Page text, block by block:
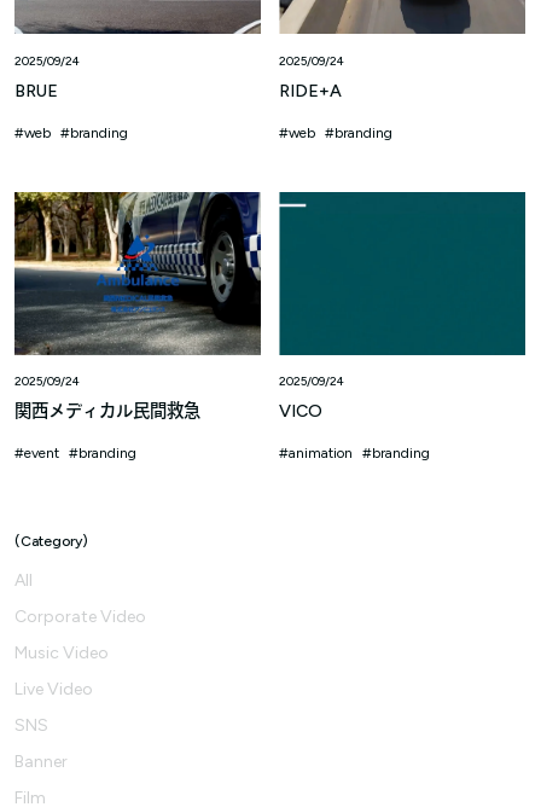
2025/09/24
BRUE
web branding
2025/09/24
RIDE+A
web branding
2025/09/24
関西メディカル民間救急
event branding
2025/09/24
VICO
animation branding
Category
All
Corporate Video
Music Video
Live Video
SNS
Banner
Film